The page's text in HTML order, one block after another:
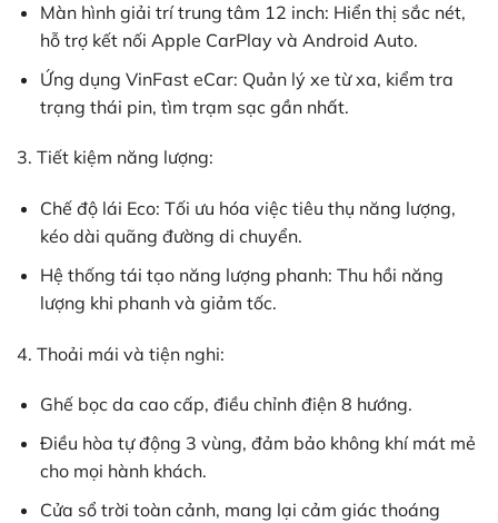
Màn hình giải trí trung tâm 12 inch: Hiển thị sắc nét,
hỗ trợ kết nối Apple CarPlay và Android Auto.
Ứng dụng VinFast eCar: Quản lý xe từ xa, kiểm tra
trạng thái pin, tìm trạm sạc gần nhất.
3. Tiết kiệm năng lượng:
Chế độ lái Eco: Tối ưu hóa việc tiêu thụ năng lượng,
kéo dài quãng đường di chuyển.
Hệ thống tái tạo năng lượng phanh: Thu hồi năng
lượng khi phanh và giảm tốc.
4. Thoải mái và tiện nghi:
Ghế bọc da cao cấp, điều chỉnh điện 8 hướng.
Điều hòa tự động 3 vùng, đảm bảo không khí mát mẻ
cho mọi hành khách.
Cửa sổ trời toàn cảnh, mang lại cảm giác thoáng